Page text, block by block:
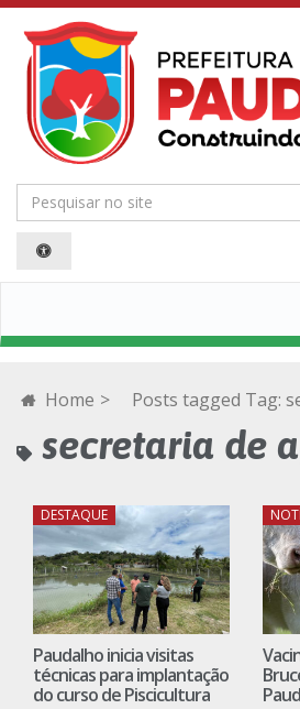
Home > Posts tagged Tag:
secretaria de
DESTAQUE
Paudalho inicia visitas
técnicas para implantação
do curso de Piscicultura